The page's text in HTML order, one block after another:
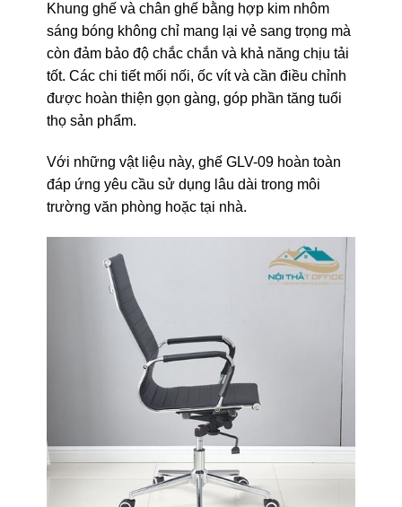
Khung ghế và chân ghế bằng hợp kim nhôm
sáng bóng không chỉ mang lại vẻ sang trọng mà
còn đảm bảo độ chắc chắn và khả năng chịu tải
tốt. Các chi tiết mối nối, ốc vít và cần điều chỉnh
được hoàn thiện gọn gàng, góp phần tăng tuổi
thọ sản phẩm.
Với những vật liệu này, ghế GLV-09 hoàn toàn
đáp ứng yêu cầu sử dụng lâu dài trong môi
trường văn phòng hoặc tại nhà.